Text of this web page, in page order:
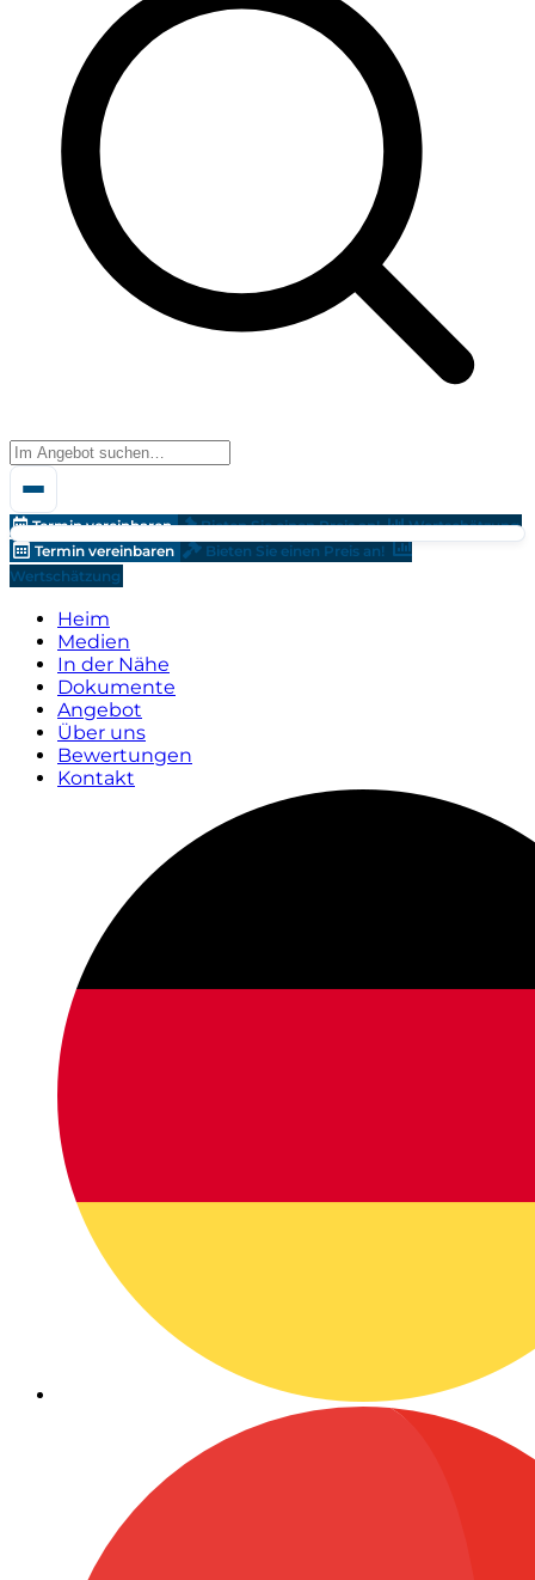
Termin vereinbaren Bieten Sie einen Preis an!
Wertschätzung
Termin vereinbaren
Bieten Sie einen Preis an!
Wertschätzung
Heim
Medien
In der Nähe
Dokumente
Angebot
Über uns
Bewertungen
Kontakt